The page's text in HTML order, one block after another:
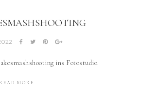
ins Fotostudio.
READ MORE